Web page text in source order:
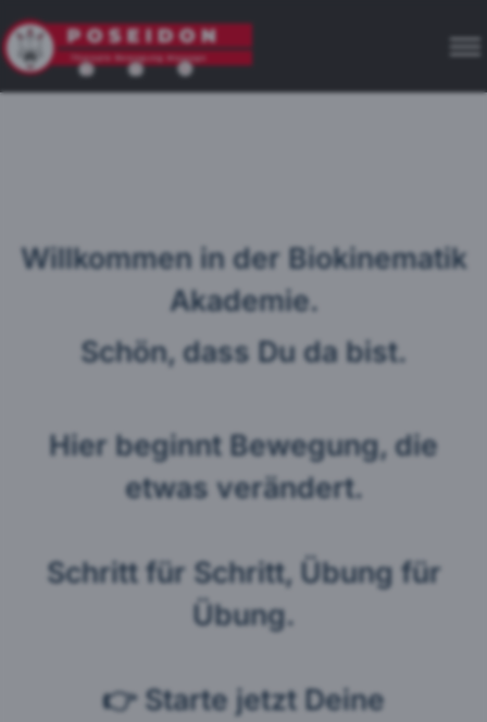
Willkommen in der Biokinematik
Akademie.
Schön, dass Du da bist.
Hier beginnt Bewegung, die
etwas verändert.
Schritt für Schritt, Übung für
Übung.
👉 Starte jetzt Deine